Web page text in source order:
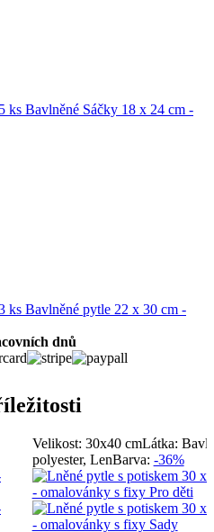
5 ks Bavlněné Sáčky 18 x 24 cm -
ks Bavlněné pytle 22 x 30 cm -
dnů
Velikost: 30x40 cmLátka:
polyester, LenBarva: -36%